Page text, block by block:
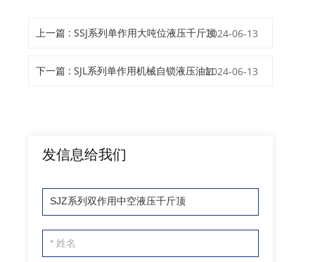
上一篇 : SSJ系列单作用大吨位液压千斤顶2024-06-13
下一篇 : SJL系列单作用机械自锁液压油缸2024-06-13
发信息给我们